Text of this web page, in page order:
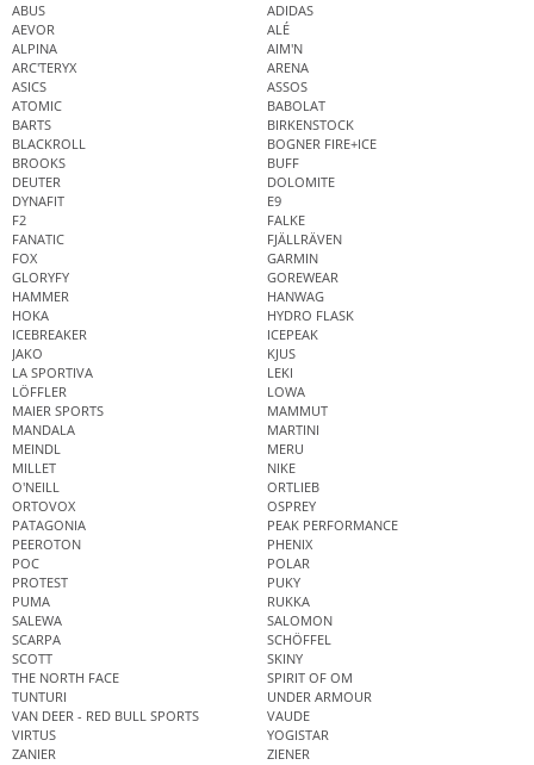
ABUS
ADIDAS
AEVOR
ALÉ
ALPINA
AIM'N
ARC'TERYX
ARENA
ASICS
ASSOS
ATOMIC
BABOLAT
BARTS
BIRKENSTOCK
BLACKROLL
BOGNER FIRE+ICE
BROOKS
BUFF
DEUTER
DOLOMITE
DYNAFIT
E9
F2
FALKE
FANATIC
FJÄLLRÄVEN
FOX
GARMIN
GLORYFY
GOREWEAR
HAMMER
HANWAG
HOKA
HYDRO FLASK
ICEBREAKER
ICEPEAK
JAKO
KJUS
LA SPORTIVA
LEKI
LÖFFLER
LOWA
MAIER SPORTS
MAMMUT
MANDALA
MARTINI
MEINDL
MERU
MILLET
NIKE
O'NEILL
ORTLIEB
ORTOVOX
OSPREY
PATAGONIA
PEAK PERFORMANCE
PEEROTON
PHENIX
POC
POLAR
PROTEST
PUKY
PUMA
RUKKA
SALEWA
SALOMON
SCARPA
SCHÖFFEL
SCOTT
SKINY
THE NORTH FACE
SPIRIT OF OM
TUNTURI
UNDER ARMOUR
VAN DEER - RED BULL SPORTS
VAUDE
VIRTUS
YOGISTAR
ZANIER
ZIENER